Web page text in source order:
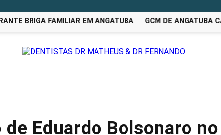
BRIGA FAMILIAR EM ANGATUBA GCM DE ANGATUBA
de Eduardo Bolsonaro